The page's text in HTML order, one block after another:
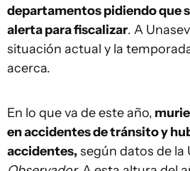
departamentos pidiendo que
alerta para fiscalizar. A
situación actual y la
acerca.
En lo que va de este año,
en accidentes de tránsito y
accidentes, según datos de la